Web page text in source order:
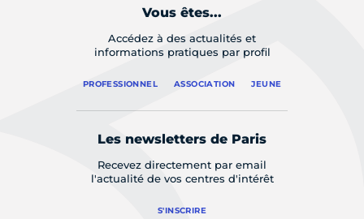
Vous êtes...
Accédez à des actualités et
informations pratiques par profil
PROFESSIONNEL ASSOCIATION JEUNE
Les newsletters de Paris
Recevez directement par email
l'actualité de vos centres d'intérêt
S'INSCRIRE